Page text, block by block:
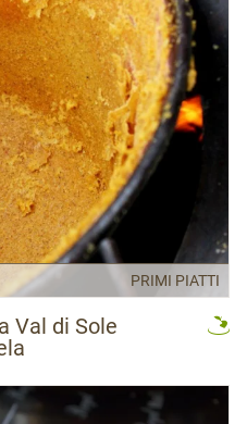
PRIMI PIATTI
Val di Sole